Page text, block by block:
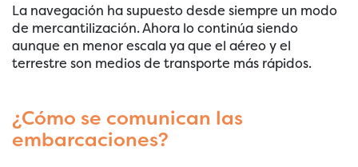
La navegación ha supuesto desde siempre un modo
de mercantilización. Ahora lo continúa siendo
aunque en menor escala ya que el aéreo y el
terrestre son medios de transporte más rápidos.
¿Cómo se comunican las
embarcaciones?